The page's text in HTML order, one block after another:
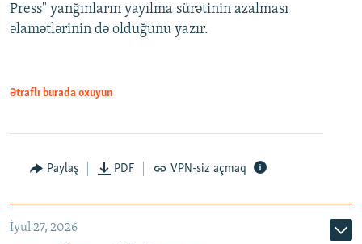
Press" yanğınların yayılma sürətinin azalması
əlamətlərinin də olduğunu yazır.
Ətraflı burada oxuyun
Paylaş PDF VPN-siz açmaq
İyul 27, 2026